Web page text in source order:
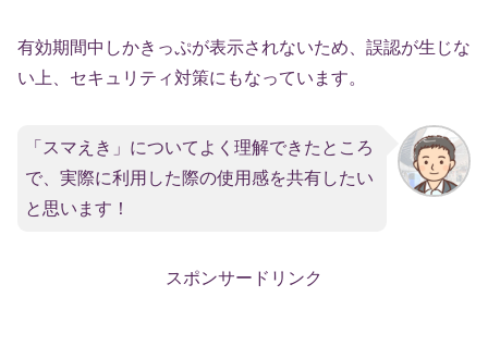
有効期間中しかきっぷが表示されないため、誤認が生じな
い上、セキュリティ対策にもなっています。
「スマえき」についてよく理解できたところ
で、実際に利用した際の使用感を共有したい
と思います！
スポンサードリンク